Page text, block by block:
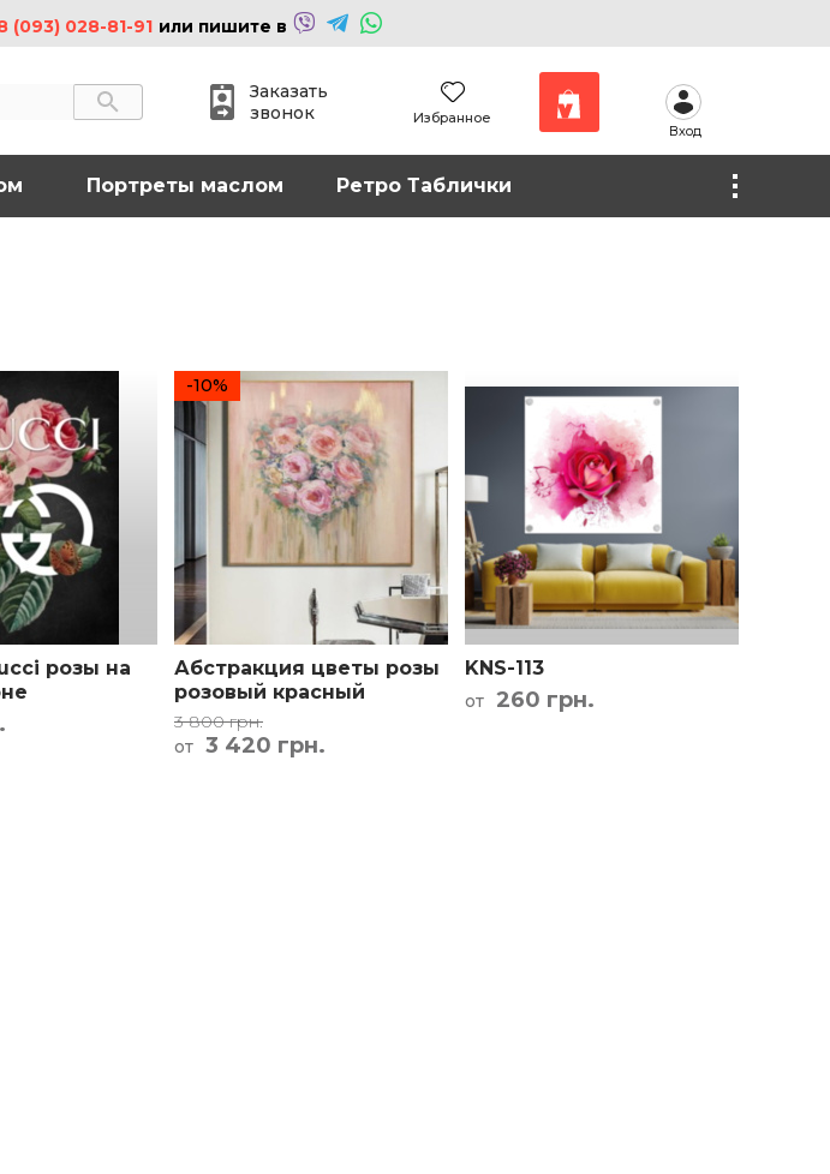
(093) 028-81-91 или пишите в
Заказать
звонок
Избранное
Вход
Портреты маслом Ретро Таблички
розы на
-10%
Абстракция цветы розы
розовый красный
3 800 грн.
от 3 420 грн.
KNS-113
от 260 грн.
ИНФОРМАЦИЯ
Доставка и возврат
Контакты
Наши работы